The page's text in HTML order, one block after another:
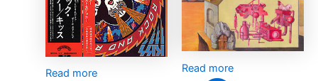
Read more Read more